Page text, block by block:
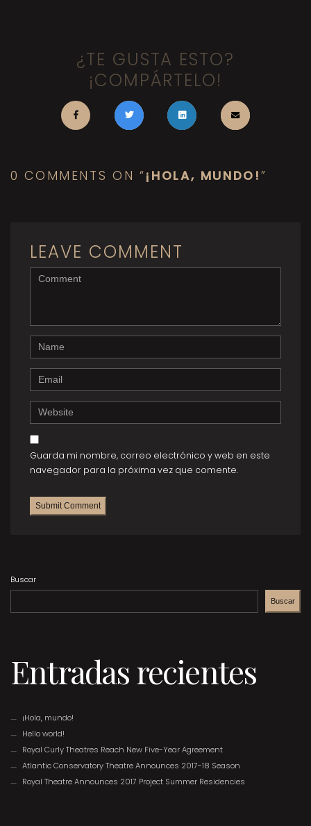
¿TE GUSTA ESTO?
¡COMPÁRTELO!
0 COMMENTS ON “¡HOLA, MUNDO!”
LEAVE COMMENT
<b>Comment</b>
Name
Email
Website
Guarda mi nombre, correo electrónico y web en este
navegador para la próxima vez que comente.
Buscar
Buscar
Entradas recientes
¡Hola, mundo!
Hello world!
Royal Curly Theatres Reach New Five-Year Agreement
Atlantic Conservatory Theatre Announces 2017-18 Season
Royal Theatre Announces 2017 Project Summer Residencies